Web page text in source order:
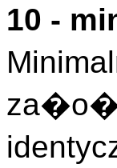
10 -